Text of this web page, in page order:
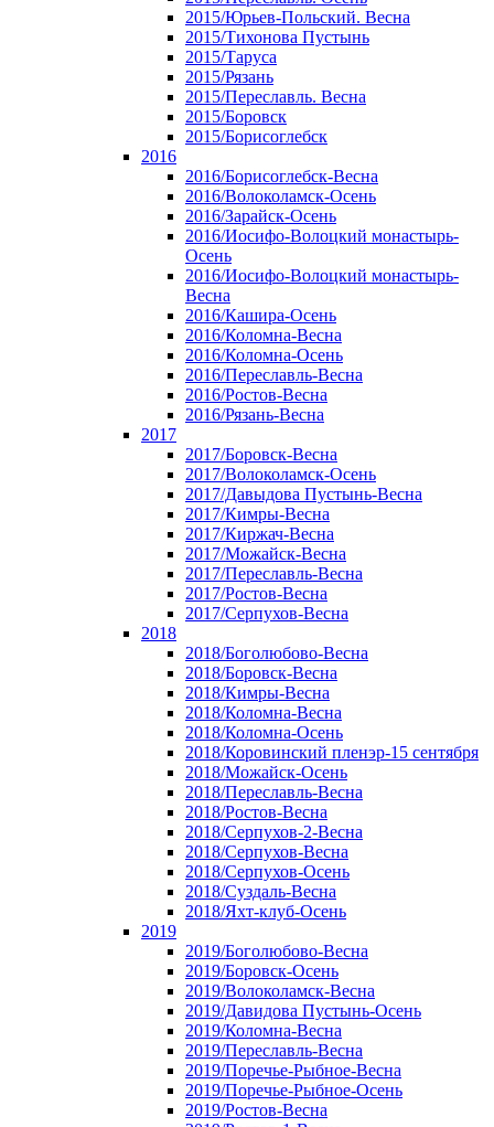
2015/Юрьев-Польский. Весна
2015/Тихонова Пустынь
2015/Таруса
2015/Рязань
2015/Переславль. Весна
2015/Боровск
2015/Борисоглебск
2016
2016/Борисоглебск-Весна
2016/Волоколамск-Осень
2016/Зарайск-Осень
2016/Иосифо-Волоцкий монастырь-
Осень
2016/Иосифо-Волоцкий монастырь-
Весна
2016/Кашира-Осень
2016/Коломна-Весна
2016/Коломна-Осень
2016/Переславль-Весна
2016/Ростов-Весна
2016/Рязань-Весна
2017
2017/Боровск-Весна
2017/Волоколамск-Осень
2017/Давыдова Пустынь-Весна
2017/Кимры-Весна
2017/Киржач-Весна
2017/Можайск-Весна
2017/Переславль-Весна
2017/Ростов-Весна
2017/Серпухов-Весна
2018
2018/Боголюбово-Весна
2018/Боровск-Весна
2018/Кимры-Весна
2018/Коломна-Весна
2018/Коломна-Осень
2018/Коровинский пленэр-15 сентября
2018/Можайск-Осень
2018/Переславль-Весна
2018/Ростов-Весна
2018/Серпухов-2-Весна
2018/Серпухов-Весна
2018/Серпухов-Осень
2018/Суздаль-Весна
2018/Яхт-клуб-Осень
2019
2019/Боголюбово-Весна
2019/Боровск-Осень
2019/Волоколамск-Весна
2019/Давидова Пустынь-Осень
2019/Коломна-Весна
2019/Переславль-Весна
2019/Поречье-Рыбное-Весна
2019/Поречье-Рыбное-Осень
2019/Ростов-Весна